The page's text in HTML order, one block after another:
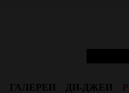
ГАЛЕРЕИ ДИ-ДЖЕИ